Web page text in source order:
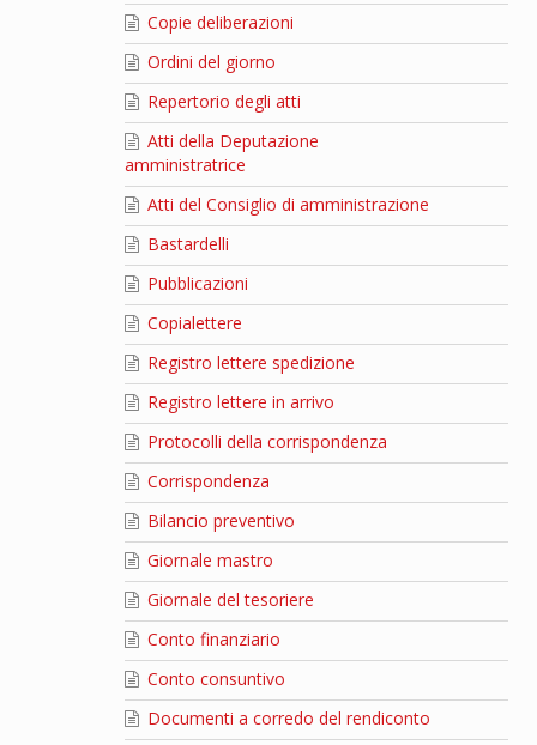
Copie deliberazioni
Ordini del giorno
Repertorio degli atti
Atti della Deputazione
amministratrice
Atti del Consiglio di amministrazione
Bastardelli
Pubblicazioni
Copialettere
Registro lettere spedizione
Registro lettere in arrivo
Protocolli della corrispondenza
Corrispondenza
Bilancio preventivo
Giornale mastro
Giornale del tesoriere
Conto finanziario
Conto consuntivo
Documenti a corredo del rendiconto